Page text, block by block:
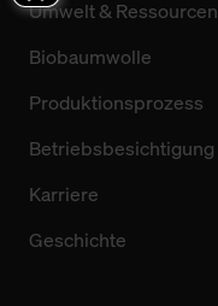
Umwelt & Ressourcen
Biobaumwolle
Produktionsprozess
Betriebsbesichtigung
Karriere
Geschichte